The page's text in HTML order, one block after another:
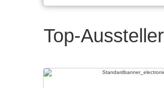
Top-Aussteller